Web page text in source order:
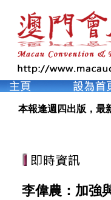
本報逢週四出版，最
李偉農：加強